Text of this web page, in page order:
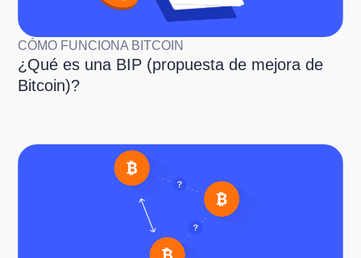
CÓMO FUNCIONA BITCOIN
¿Qué es una BIP (propuesta de mejora de
Bitcoin)?